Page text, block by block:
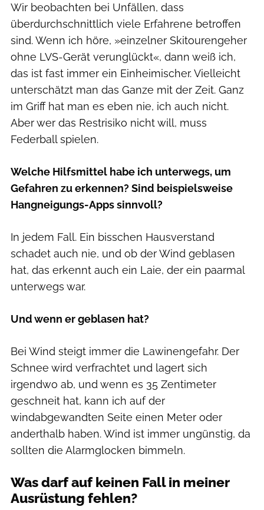
Wir beobachten bei Unfällen, dass
überdurchschnittlich viele Erfahrene betroffen
sind. Wenn ich höre, »einzelner Skitourengeher
ohne LVS-Gerät verunglückt«, dann weiß ich,
das ist fast immer ein Einheimischer. Vielleicht
unterschätzt man das Ganze mit der Zeit. Ganz
im Griff hat man es eben nie, ich auch nicht.
Aber wer das Restrisiko nicht will, muss
Federball spielen.
Welche Hilfsmittel habe ich unterwegs, um
Gefahren zu erkennen? Sind beispielsweise
Hangneigungs-Apps sinnvoll?
In jedem Fall. Ein bisschen Hausverstand
schadet auch nie, und ob der Wind geblasen
hat, das erkennt auch ein Laie, der ein paarmal
unterwegs war.
Und wenn er geblasen hat?
Bei Wind steigt immer die Lawinengefahr. Der
Schnee wird verfrachtet und lagert sich
irgendwo ab, und wenn es 35 Zentimeter
geschneit hat, kann ich auf der
windabgewandten Seite einen Meter oder
anderthalb haben. Wind ist immer ungünstig, da
sollten die Alarmglocken bimmeln.
Was darf auf keinen Fall in meiner
Ausrüstung fehlen?